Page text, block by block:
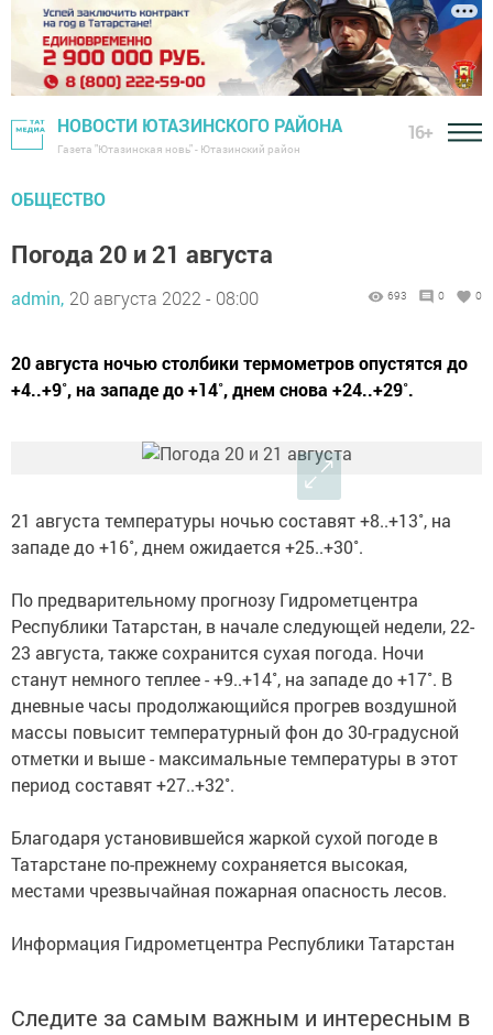
НОВОСТИ ЮТАЗИНСКОГО РАЙОНА
Газета "Ютазинская новь" - Ютазинский район
16+
ОБЩЕСТВО
Погода 20 и 21 августа
admin, 20 августа 2022 - 08:00 693 0 0
20 августа ночью столбики термометров опустятся до
+4..+9˚, на западе до +14˚, днем снова +24..+29˚.
21 августа температуры ночью составят +8..+13˚, на
западе до +16˚, днем ожидается +25..+30˚.
По предварительному прогнозу Гидрометцентра
Республики Татарстан, в начале следующей недели, 22-
23 августа, также сохранится сухая погода. Ночи
станут немного теплее - +9..+14˚, на западе до +17˚. В
дневные часы продолжающийся прогрев воздушной
массы повысит температурный фон до 30-градусной
отметки и выше - максимальные температуры в этот
период составят +27..+32˚.
Благодаря установившейся жаркой сухой погоде в
Татарстане по-прежнему сохраняется высокая,
местами чрезвычайная пожарная опасность лесов.
Информация Гидрометцентра Республики Татарстан
Следите за самым важным и интересным в